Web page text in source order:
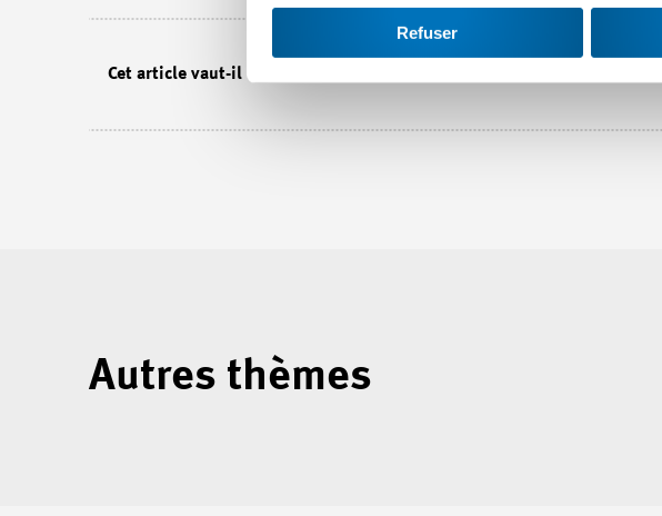
Refuser
Cet article vaut-il la peine d'être lu?
Autres thèmes